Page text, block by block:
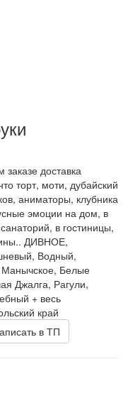
доставка
торт, моти, дубайский
аниматоры, клубника
эмоции на дом, в
в гостиницы,
ДИВНОЕ,
Водный,
Манычское, Белые
Джалга, Рагули,
+ весь
край
в ТП